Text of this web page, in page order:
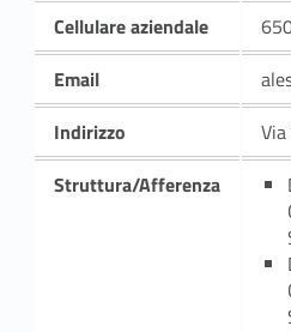
Cellulare aziendale
Email
Indirizzo
Struttura/Afferenza